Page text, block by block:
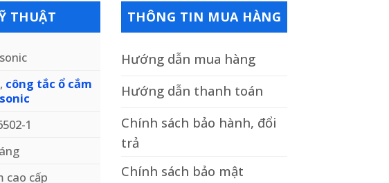
THUẬT
, công tắc ổ cắm
1
cao cấp
THÔNG TIN MUA HÀNG
Hướng dẫn mua hàng
Hướng dẫn thanh toán
Chính sách bảo hành, đổi
trả
Chính sách bảo mật